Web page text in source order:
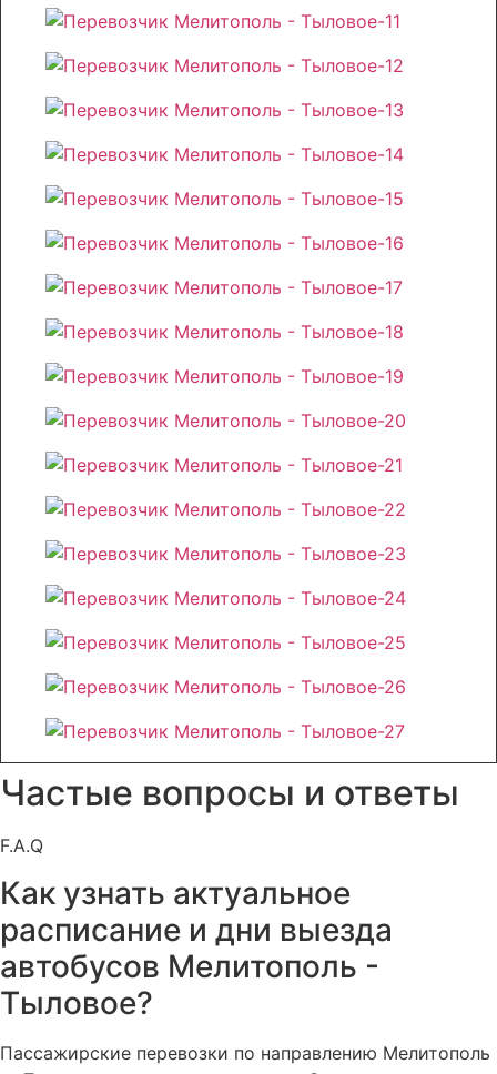
Частые вопросы и ответы
F.A.Q
Как узнать актуальное
расписание и дни выезда
автобусов Мелитополь -
Тыловое?
Пассажирские перевозки по направлению Мелитополь